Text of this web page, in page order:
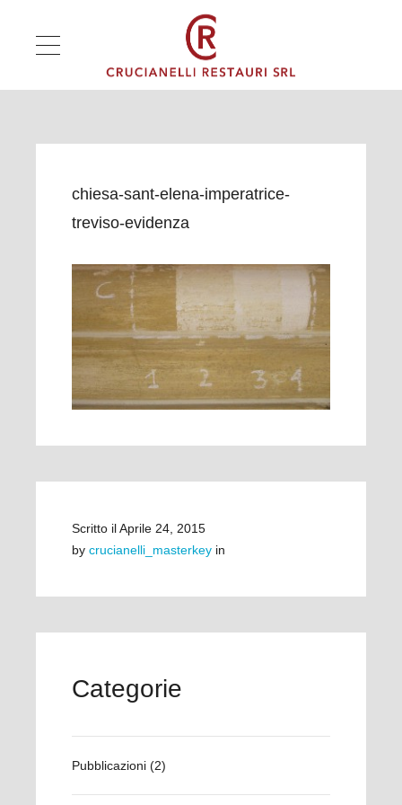
chiesa-sant-elena-imperatrice-
treviso-evidenza
Scritto ilAprile 24, 2015
by crucianelli_masterkey in
Categorie
Pubblicazioni (2)